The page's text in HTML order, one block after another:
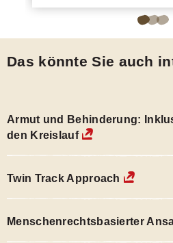
the
Go
3
Go
33
Das könnte Sie auch
Armut und Behinderung:
den Kreislauf
Twin Track Approach
Menschenrechtsbasierter